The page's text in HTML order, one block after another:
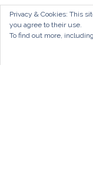
Privacy & Cookies: This
you agree to their use.
To find out more,